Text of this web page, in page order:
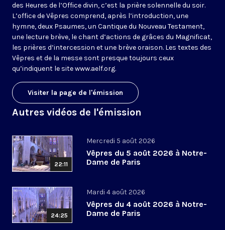
des Heures de l’Office divin, c’est la prière solennelle du soir.
L’office de Vêpres comprend, après l’introduction, une
hymne, deux Psaumes, un Cantique du Nouveau Testament,
une lecture brève, le chant d’actions de grâces du Magnificat,
les prières d’intercession et une brève oraison. Les textes des
Vêpres et de la messe sont presque toujours ceux
qu’indiquent le sitewww.aelf.org.
Visiter la page de l'émission
Autres vidéos de l'émission
22:11
Mercredi 5 août 2026
Vêpres du 5 août 2026 à Notre-
Dame de Paris
24:25
Mardi 4 août 2026
Vêpres du 4 août 2026 à Notre-
Dame de Paris